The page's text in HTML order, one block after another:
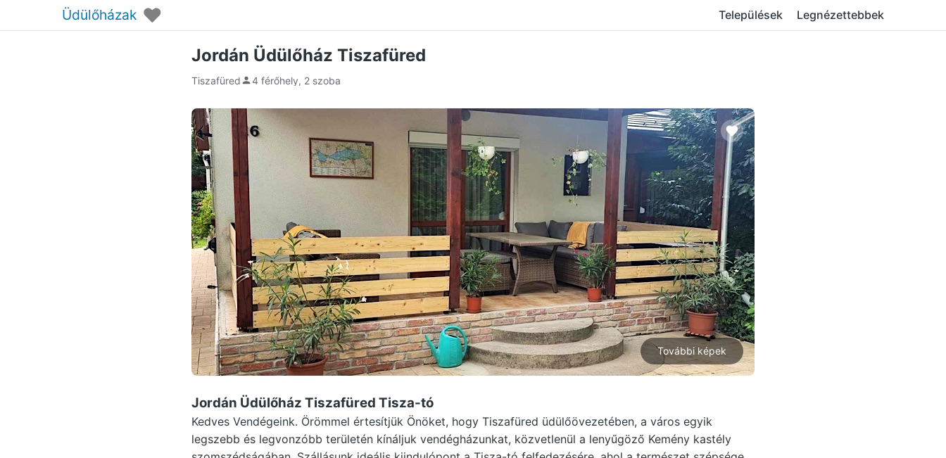
Üdülőházak ♥ Települések Legnézettebbek
Jordán Üdülőház Tiszafüred
Tiszafüred 4 férőhely, 2 szoba
További képek
Jordán Üdülőház Tiszafüred Tisza-tó
Kedves Vendégeink. Örömmel értesítjük Önöket, hogy Tiszafüred üdülőövezetében, a város egyik
legszebb és legvonzóbb területén kínáljuk vendégházunkat, közvetlenül a lenyűgöző Kemény kastély